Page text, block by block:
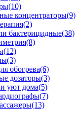
(10)
концентраторы(9)
(2)
бактерицидные(38)
(8)
(12)
(3)
обогрева(6)
дозаторы(3)
уют дома(5)
(7)
(13)